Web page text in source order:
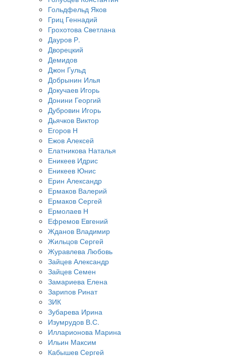
Гольдфельд Яков
Гриц Геннадий
Грохотова Светлана
Дауров Р.
Дворецкий
Демидов
Джон Гульд
Добрынин Илья
Докучаев Игорь
Донини Георгий
Дубровин Игорь
Дьячков Виктор
Егоров Н
Ежов Алексей
Елатникова Наталья
Еникеев Идрис
Еникеев Юнис
Ерин Александр
Ермаков Валерий
Ермаков Сергей
Ермолаев Н
Ефремов Евгений
Жданов Владимир
Жильцов Сергей
Журавлева Любовь
Зайцев Александр
Зайцев Семен
Замариева Елена
Зарипов Ринат
ЗИК
Зубарева Ирина
Изумрудов В.С.
Илларионова Марина
Ильин Максим
Кабышев Сергей